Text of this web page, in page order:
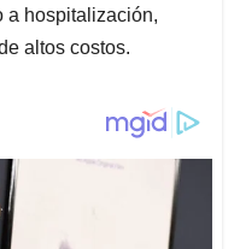
a hospitalización,
altos costos.